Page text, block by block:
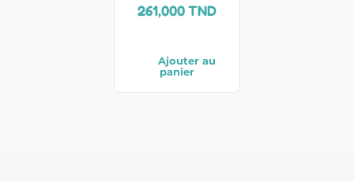
261,000TND
Ajouter au
panier